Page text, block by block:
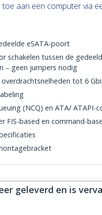
aan een computer via
eSATA-poort
schakelen tussen de
– geen jumpers nodig
tot 6
(NCQ) en ATA/ ATAPI-
FIS-based en command-
geleverd en is